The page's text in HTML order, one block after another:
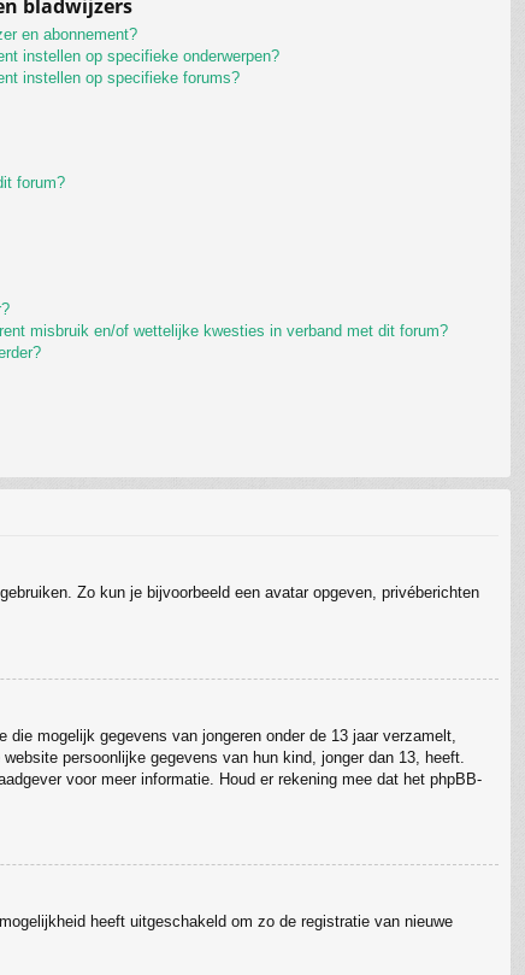
bladwijzers
en abonnement?
instellen op specifieke onderwerpen?
instellen op specifieke forums?
forum?
misbruik en/of wettelijke kwesties in verband met dit forum?
Zo kun je bijvoorbeeld een avatar opgeven, privéberichten
mogelijk gegevens van jongeren onder de 13 jaar verzamelt,
persoonlijke gegevens van hun kind, jonger dan 13, heeft.
voor meer informatie. Houd er rekening mee dat het phpBB-
heeft uitgeschakeld om zo de registratie van nieuwe